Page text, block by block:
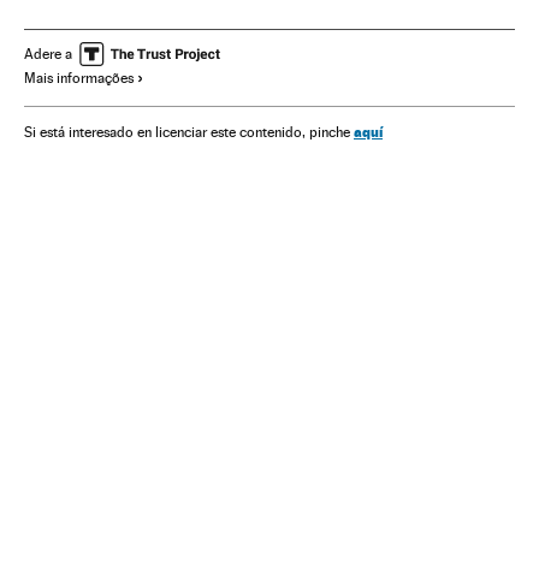
Ásia
Adere a
Mais informações
Si está interesado en licenciar este contenido, pinche aquí